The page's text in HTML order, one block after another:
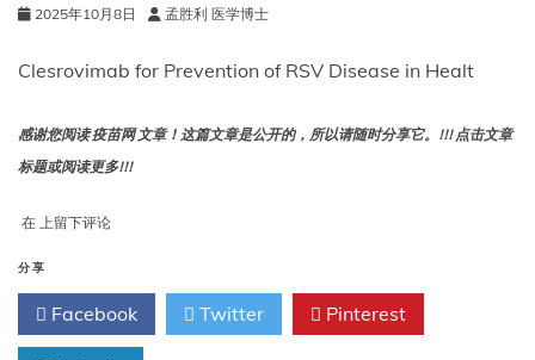
2025年10月8日 孟胜利 医学博士
Clesrovimab for Prevention of RSV Disease in Healt
感谢您阅读 疫苗网 文章！这篇文章是公开的，所以请随时分享它。!!! 点击文章
标题或阅读更多!!!
在 Clesrovimab
于
预
防
健
上留下评论
分享
Facebook Twitter Pinterest